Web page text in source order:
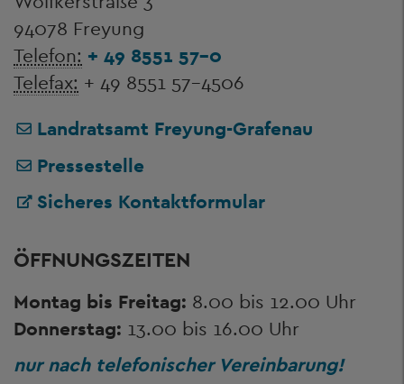
94078 Freyung
Telefon: + 49 8551 57-0
Telefax: + 49 8551 57-4506
Landratsamt Freyung-Grafenau
Pressestelle
Sicheres Kontaktformular
ÖFFNUNGSZEITEN
Montag bis Freitag: 8.00 bis 12.00 Uhr
Donnerstag: 13.00 bis 16.00 Uhr
nur nach telefonischer Vereinbarung!